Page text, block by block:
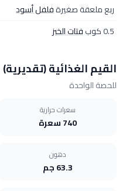
ربع ملعقة صغيرةفلفل أسود
0.5 كوب
فتات الخبز
القيم الغذائية (تقديرية)
للحصة الواحدة
سعرات حرارية
740 سعرة
دهون
63.3 جم